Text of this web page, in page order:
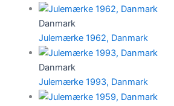
Danmark
Julemærke 1962, Danmark
Danmark
Julemærke 1993, Danmark